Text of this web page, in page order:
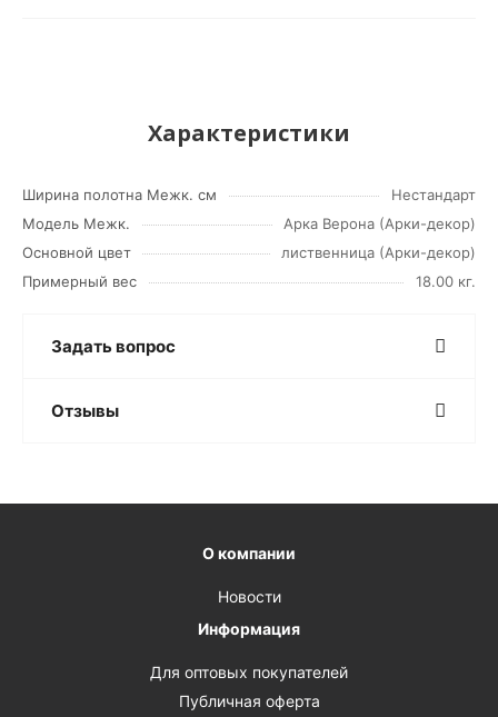
Характеристики
Ширина полотна Межк. см
Нестандарт
Модель Межк.
Арка Верона (Арки-декор)
Основной цвет
лиственница (Арки-декор)
Примерный вес
18.00 кг.
Задать вопрос
Отзывы
О компании
Новости
Информация
Для оптовых покупателей
Публичная оферта